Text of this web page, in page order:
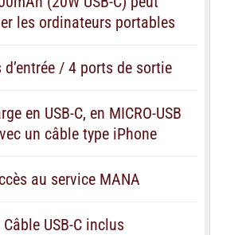
les ordinateurs portables
d’entrée / 4 ports de sortie
en USB-C, en MICRO-USB
un câble type iPhone
au service MANA
Câble USB-C inclus